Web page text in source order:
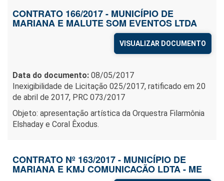
CONTRATO 166/2017 - MUNICÍPIO DE
MARIANA E MALUTE SOM EVENTOS LTDA
VISUALIZAR DOCUMENTO
Data do documento: 08/05/2017
Inexigibilidade de Licitação 025/2017, ratificado em 20
de abril de 2017, PRC 073/2017
Objeto: apresentação artística da Orquestra Filarmônia
Elshaday e Coral Êxodus.
CONTRATO Nº 163/2017 - MUNICÍPIO DE
MARIANA E KMJ COMUNICACÃO LDTA - ME